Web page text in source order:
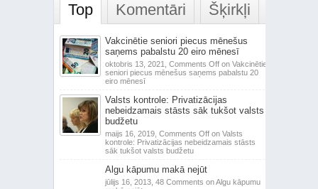
Top Komentāri Šķirkļi
Vakcinētie seniori piecus mēnešus
saņems pabalstu 20 eiro mēnesī
oktobris 13, 2021, Comments Offon Vakcinētie
seniori piecus mēnešus saņems pabalstu 20
eiro mēnesī
Valsts kontrole: Privatizācijas
nebeidzamais stāsts sāk tukšot valsts
budžetu
maijs 16, 2019, Comments Offon Valsts
kontrole: Privatizācijas nebeidzamais stāsts
sāk tukšot valsts budžetu
Algu kāpumu makā nejūt
jūlijs 16, 2013, 48 Comments on Algu kāpumu